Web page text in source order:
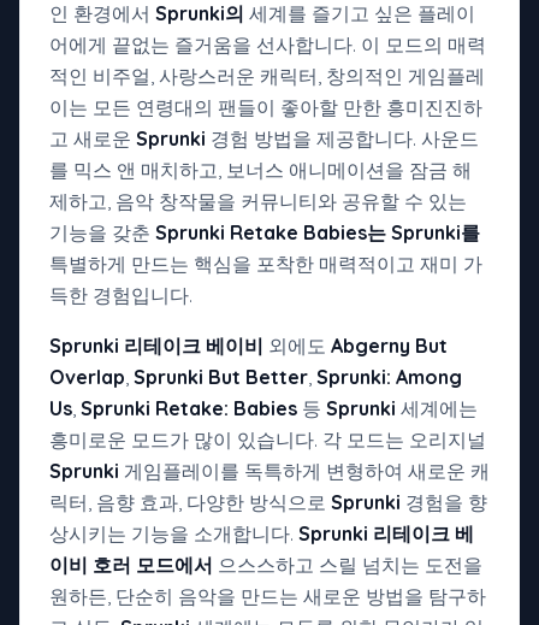
인 환경에서 Sprunki의 세계를 즐기고 싶은 플레이
어에게 끝없는 즐거움을 선사합니다. 이 모드의 매력
적인 비주얼, 사랑스러운 캐릭터, 창의적인 게임플레
이는 모든 연령대의 팬들이 좋아할 만한 흥미진진하
고 새로운 Sprunki 경험 방법을 제공합니다. 사운드
를 믹스 앤 매치하고, 보너스 애니메이션을 잠금 해
제하고, 음악 창작물을 커뮤니티와 공유할 수 있는
기능을 갖춘 Sprunki Retake Babies는 Sprunki를
특별하게 만드는 핵심을 포착한 매력적이고 재미 가
득한 경험입니다.
Sprunki 리테이크 베이비 외에도 Abgerny But
Overlap, Sprunki But Better, Sprunki: Among
Us, Sprunki Retake: Babies 등 Sprunki 세계에는
흥미로운 모드가 많이 있습니다. 각 모드는 오리지널
Sprunki 게임플레이를 독특하게 변형하여 새로운 캐
릭터, 음향 효과, 다양한 방식으로 Sprunki 경험을 향
상시키는 기능을 소개합니다. Sprunki 리테이크 베
이비 호러 모드에서 으스스하고 스릴 넘치는 도전을
원하든, 단순히 음악을 만드는 새로운 방법을 탐구하